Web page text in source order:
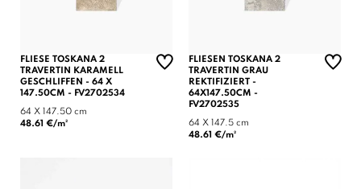
FLIESE TOSKANA 2
TRAVERTIN KARAMELL
GESCHLIFFEN - 64 X
147.50CM - FV2702534
64 X 147.50 cm
48.61 €/m²
FLIESEN TOSKANA 2
TRAVERTIN GRAU
REKTIFIZIERT -
64X147.50CM -
FV2702535
64 X 147.5 cm
48.61 €/m²